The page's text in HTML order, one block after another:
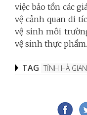
việc bảo tồn các
vệ cảnh quan di
vệ sinh môi
vệ sinh thực
TAG TỈNH HÀ